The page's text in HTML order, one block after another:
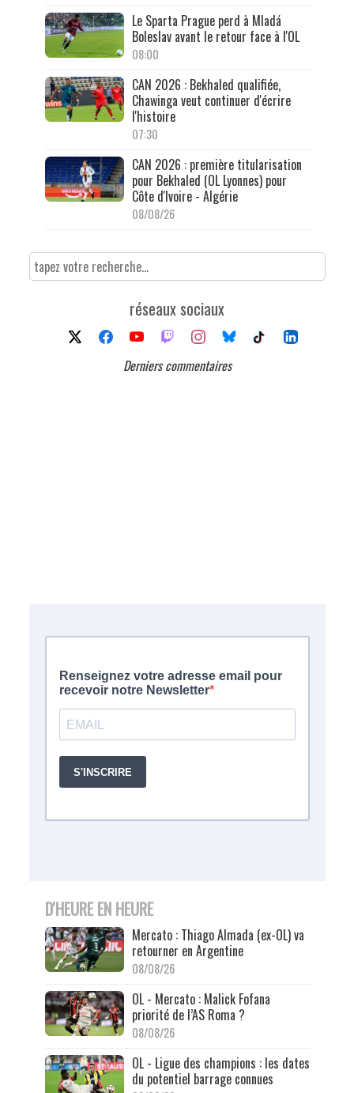
Le Sparta Prague perd à Mladá
Boleslav avant le retour face à l'OL
08:00
CAN 2026 : Bekhaled qualifiée,
Chawinga veut continuer d'écrire
l'histoire
07:30
CAN 2026 : première titularisation
pour Bekhaled (OL Lyonnes) pour
Côte d'Ivoire - Algérie
08/08/26
réseaux sociaux
Derniers commentaires
D'HEURE EN HEURE
Mercato : Thiago Almada (ex-OL) va
retourner en Argentine
08/08/26
OL - Mercato : Malick Fofana
priorité de l’AS Roma ?
08/08/26
OL - Ligue des champions : les dates
du potentiel barrage connues